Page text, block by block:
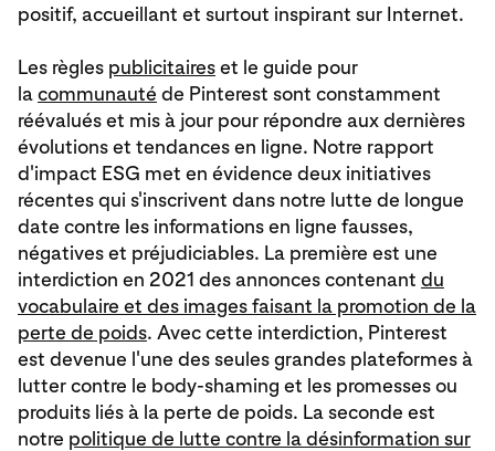
positif, accueillant et surtout inspirant sur Internet.
Les règles publicitaireset le guide pour
lacommunauté de Pinterest sont constamment
réévalués et mis à jour pour répondre aux dernières
évolutions et tendances en ligne. Notre rapport
d'impact ESG met en évidence deux initiatives
récentes qui s'inscrivent dans notre lutte de longue
date contre les informations en ligne fausses,
négatives et préjudiciables. La première est une
interdiction en 2021 des annonces contenant du
vocabulaire et des images faisant la promotion de la
perte de poids. Avec cette interdiction, Pinterest
est devenue l'une des seules grandes plateformes à
lutter contre le body-shaming et les promesses ou
produits liés à la perte de poids. La seconde est
notre politique de lutte contre la désinformation sur